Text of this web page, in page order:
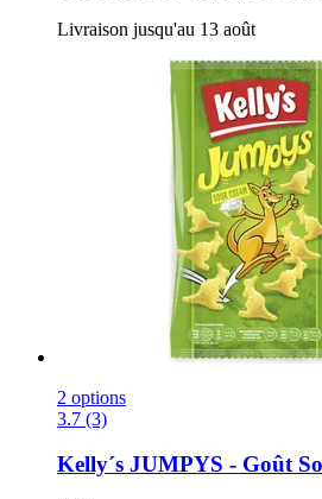
Livraison jusqu'au 13 août
2 options
3.7 (3)
Kelly´s JUMPYS -​ Goût